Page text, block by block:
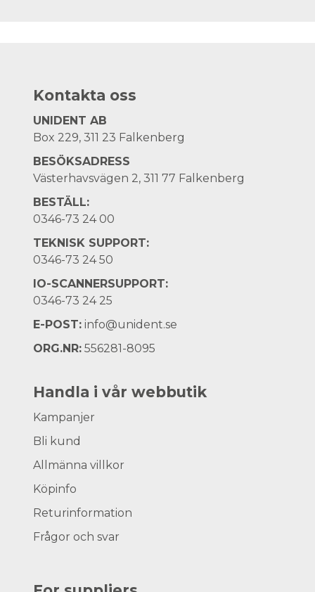
Kontakta oss
UNIDENT AB
Box 229, 311 23 Falkenberg
BESÖKSADRESS
Västerhavsvägen 2, 311 77 Falkenberg
BESTÄLL:
0346-73 24 00
TEKNISK SUPPORT:
0346-73 24 50
IO-SCANNERSUPPORT:
0346-73 24 25
E-POST: info@unident.se
ORG.NR: 556281-8095
Handla i vår webbutik
Kampanjer
Bli kund
Allmänna villkor
Köpinfo
Returinformation
Frågor och svar